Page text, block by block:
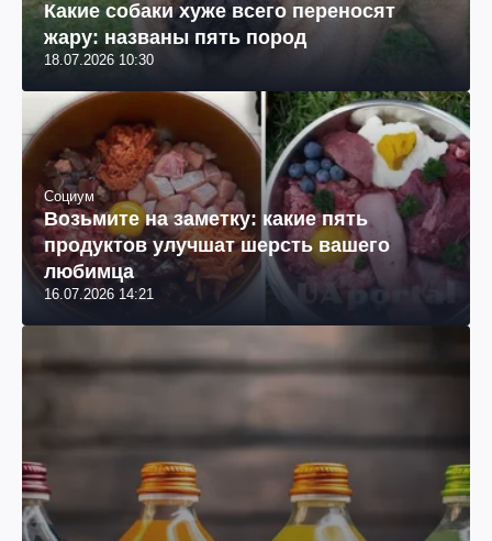
Какие собаки хуже всего переносят
жару: названы пять пород
18.07.2026 10:30
Социум
Возьмите на заметку: какие пять
продуктов улучшат шерсть вашего
любимца
16.07.2026 14:21